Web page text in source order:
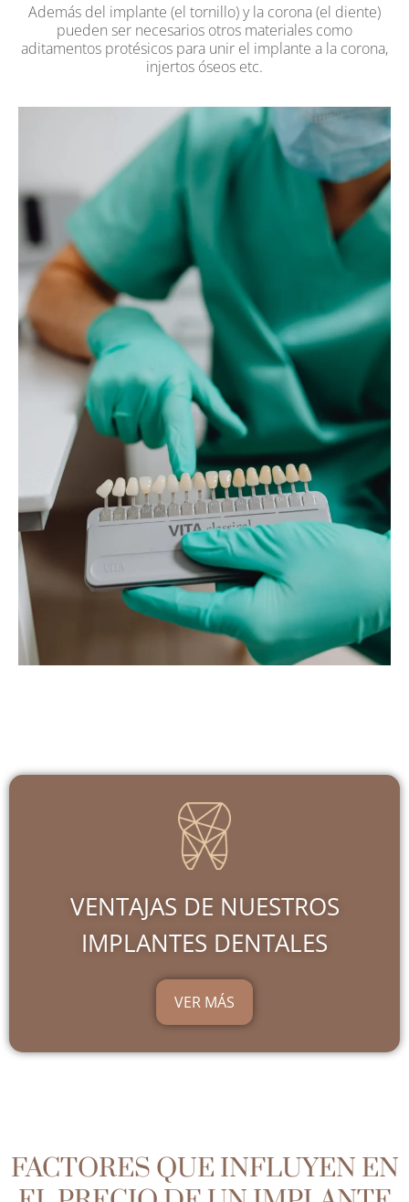
Además del implante (el tornillo) y la corona (el diente)
pueden ser necesarios otros materiales como
aditamentos protésicos para unir el implante a la corona,
injertos óseos etc.
VENTAJAS DE NUESTROS
IMPLANTES DENTALES
VER MÁS
FACTORES QUE INFLUYEN EN